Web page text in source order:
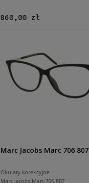
860,00 zł
Marc Jacobs Marc 706 807
Okulary korekcyjne
Marc Jacobs Marc 706 807